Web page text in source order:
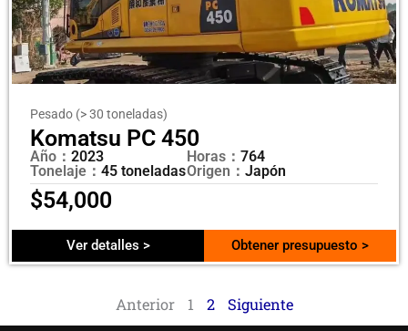
Pesado (> 30 toneladas)
Komatsu PC 450
Año： 2023
Tonelaje： 45 toneladas
Horas： 764
Origen： Japón
$54,000
Ver detalles > Obtener presupuesto >
Anterior 1 2 Siguiente